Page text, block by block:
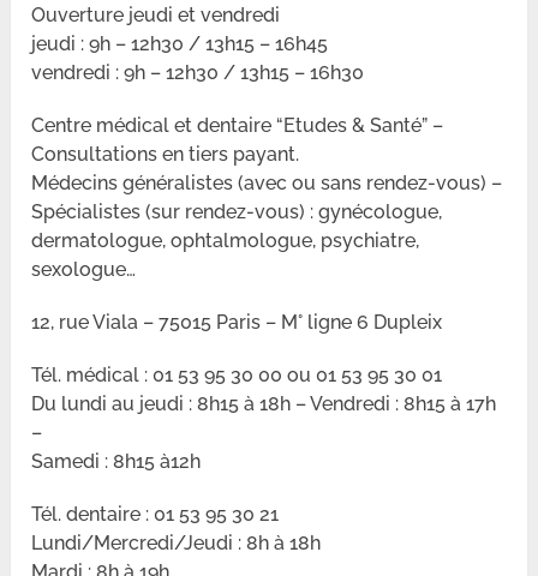
Ouverture jeudi et vendredi
jeudi : 9h – 12h30 / 13h15 – 16h45
vendredi : 9h – 12h30 / 13h15 – 16h30
Centre médical et dentaire “Etudes & Santé” –
Consultations en tiers payant.
Médecins généralistes (avec ou sans rendez-vous) –
Spécialistes (sur rendez-vous) : gynécologue,
dermatologue, ophtalmologue, psychiatre,
sexologue…
12, rue Viala – 75015 Paris – M° ligne 6 Dupleix
Tél. médical : 01 53 95 30 00 ou 01 53 95 30 01
Du lundi au jeudi : 8h15 à 18h – Vendredi : 8h15 à 17h
–
Samedi : 8h15 à12h
Tél. dentaire : 01 53 95 30 21
Lundi/Mercredi/Jeudi : 8h à 18h